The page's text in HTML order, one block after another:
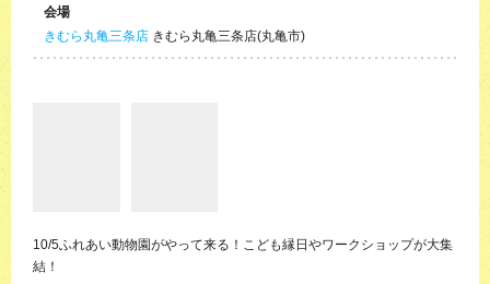
会場
きむら丸亀三条店 きむら丸亀三条店(丸亀市)
10/5ふれあい動物園がやって来る！こども縁日やワークショップが大集
結！